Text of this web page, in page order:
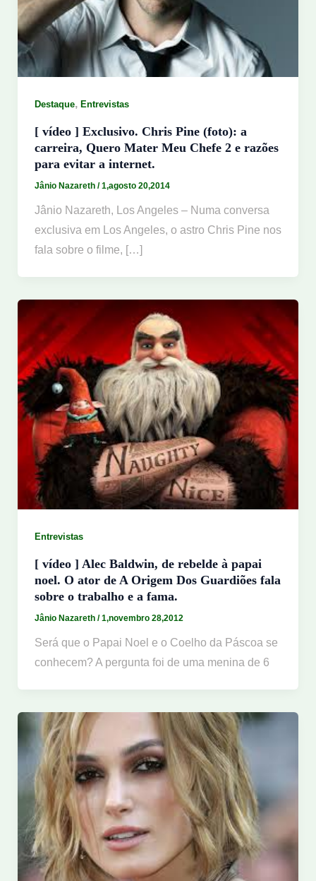
Destaque, Entrevistas
[ vídeo ] Exclusivo. Chris Pine (foto): a
carreira, Quero Mater Meu Chefe 2 e razões
para evitar a internet.
Jânio Nazareth /1,agosto 20,2014
Jânio Nazareth, Los Angeles – Numa conversa
exclusiva em Los Angeles, o astro Chris Pine nos
fala sobre o filme, […]
Entrevistas
[ vídeo ] Alec Baldwin, de rebelde à papai
noel. O ator de A Origem Dos Guardiões fala
sobre o trabalho e a fama.
Jânio Nazareth /1,novembro 28,2012
Será que o Papai Noel e o Coelho da Páscoa se
conhecem? A pergunta foi de uma menina de 6